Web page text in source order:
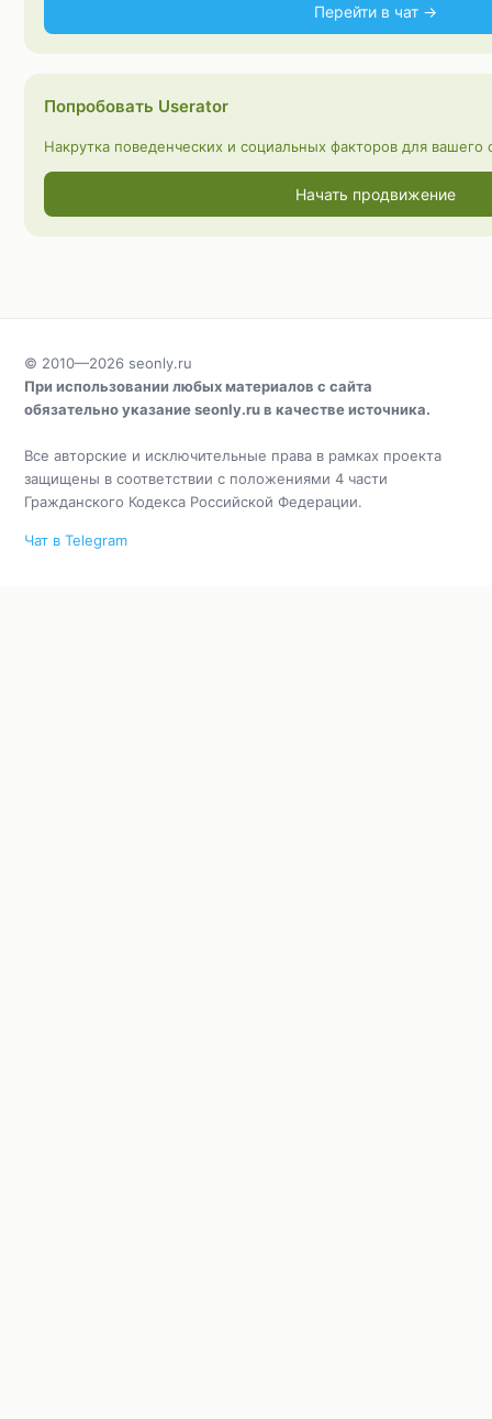
Перейти в чат →
Попробовать Userator
Накрутка поведенческих и социальных факторов для вашего
Начать продвижение
© 2010—2026 seonly.ru
При использовании любых материалов с сайта
обязательно указаниеseonly.ruв качестве источника.
Все авторские и исключительные права в рамках проекта
защищены в соответствии с положениями 4 части
Гражданского Кодекса Российской Федерации.
Чат в Telegram